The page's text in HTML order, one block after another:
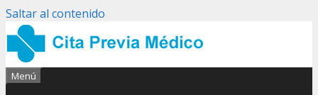
Saltar al contenido
Menú